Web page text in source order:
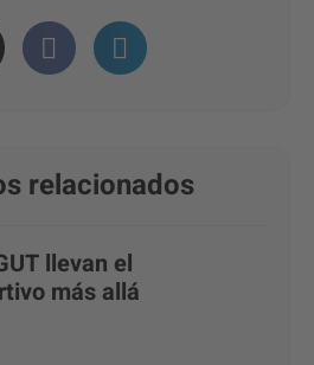
relacionados
llevan el
más allá